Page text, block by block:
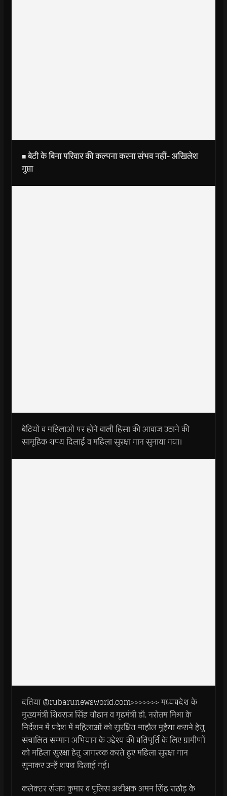
■ बेटी के बिना परिवार की कल्पना करना संभव नहीं- अखिलेश
गुप्ता
बेटियों व महिलाओं पर होने वाली हिंसा की आवाज उठाने की
सामूहिक शपथ दिलाई व महिला सुरक्षा गान सुनाया गया।
दतिया @rubarunewsworld.com>>>>>>> मध्यप्रदेश के
मुख्यमंत्री शिवराज सिंह चौहान व गृहमंत्री डॉ. नरोत्तम मिश्रा के
निर्देशन में प्रदेश में महिलाओं को सुरक्षित माहौल मुहैया कराने हेतु
संचालित सम्मान अभियान के उद्देश्य की प्रतिपूर्ति के लिए ग्रामीणों
को महिला सुरक्षा हेतु जागरूक करते हुए महिला सुरक्षा गान
सुनाकर उन्हें शपथ दिलाई गई।
कलेक्टर संजय कुमार व पुलिस अधीक्षक अमन सिंह राठौड़ केे